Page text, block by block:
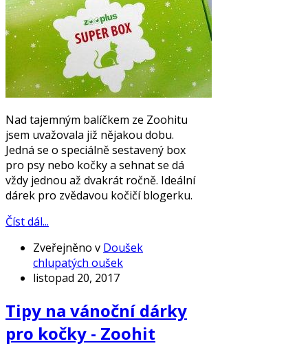
Nad tajemným balíčkem ze Zoohitu
jsem uvažovala již nějakou dobu.
Jedná se o speciálně sestavený box
pro psy nebo kočky a sehnat se dá
vždy jednou až dvakrát ročně. Ideální
dárek pro zvědavou kočičí blogerku.
Číst dál...
Zveřejněno v Doušek
chlupatých oušek
listopad 20, 2017
Tipy na vánoční dárky
pro kočky - Zoohit